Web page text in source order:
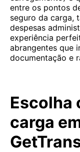
entre os pontos
seguro da carga,
despesas
experiência
abrangentes que
documentação e
Escolha
carga